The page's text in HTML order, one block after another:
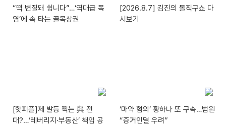
“떡 변질돼 쉽니다”…‘역대급 폭
염’에 속 타는 골목상권
[2026.8.7] 김진의 돌직구쇼 다
시보기
[핫피플]제 발등 찍는 與 전
대?…‘레버리지·부동산’ 책임 공
‘마약 혐의’ 황하나 또 구속…법원
“증거인멸 우려”